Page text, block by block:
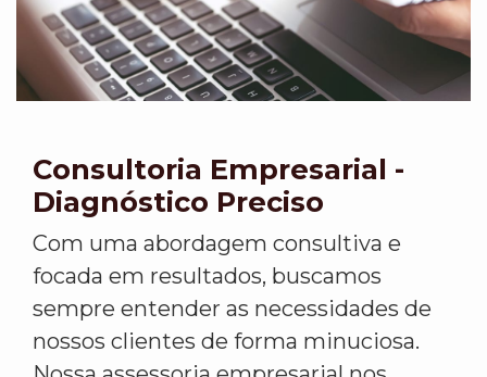
Consultoria Empresarial -
Diagnóstico Preciso
Com uma abordagem consultiva e
focada em resultados, buscamos
sempre entender as necessidades de
nossos clientes de forma minuciosa.